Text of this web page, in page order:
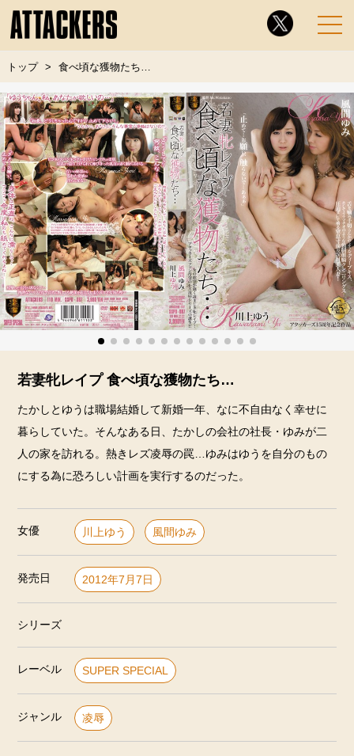
トップ 食べ頃な獲物たち…
若妻牝レイプ 食べ頃な獲物たち…
たかしとゆうは職場結婚して新婚一年、なに不自由なく幸せに
暮らしていた。そんなある日、たかしの会社の社長・ゆみが二
人の家を訪れる。熱きレズ凌辱の罠…ゆみはゆうを自分のもの
にする為に恐ろしい計画を実行するのだった。
女優 川上ゆう 風間ゆみ
発売日 2012年7月7日
シリーズ
レーベル SUPER SPECIAL
ジャンル 凌辱